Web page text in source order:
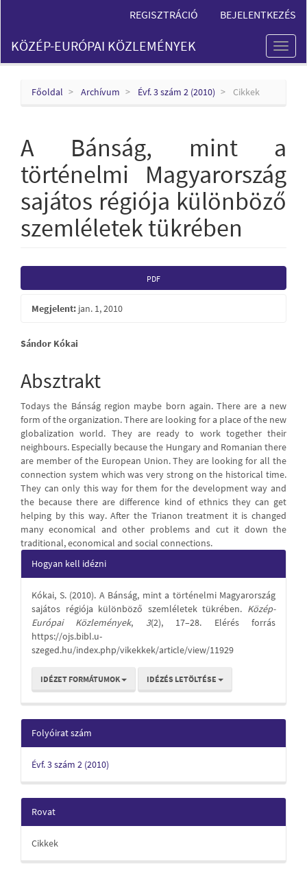
Content
Sidebar
REGISZTRÁCIÓ BEJELENTKEZÉS
Toggle
KÖZÉP-EURÓPAI KÖZLEMÉNYEK
Főoldal Archívum Évf. 3 szám 2 (2010) Cikkek
A Bánság, mint a
történelmi Magyarország
sajátos régiója különböző
szemléletek tükrében
Article
Sidebar
PDF
Megjelent: jan. 1, 2010
Main
Article
Content
Sándor Kókai
Absztrakt
Todays the Bánság region maybe born again. There are a new
form of the organization. There are looking for a place of the new
globalization world. They are ready to work together their
neighbours. Especially because the Hungary and Romanian there
are member of the European Union. They are looking for all the
connection system which was very strong on the historical time.
They can only this way for them for the development way and
the because there are difference kind of ethnics they can get
helping by this way. After the Trianon treatment it is changed
many economical and other problems and cut it down the
traditional, economical and social connections.
Article
Details
Hogyan kell idézni
Kókai, S. (2010). A Bánság, mint a történelmi Magyarország
sajátos régiója különböző szemléletek tükrében. Közép-
Európai Közlemények, 3(2), 17–28. Elérés forrás
https://ojs.bibl.u-
szeged.hu/index.php/vikekkek/article/view/11929
IDÉZET FORMÁTUMOK IDÉZÉS LETÖLTÉSE
Folyóirat szám
Évf. 3 szám 2 (2010)
Rovat
Cikkek